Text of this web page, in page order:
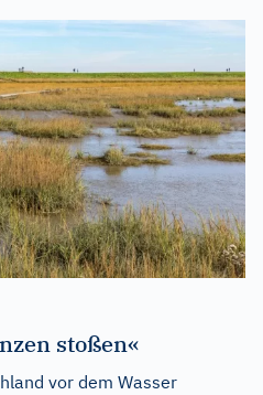
stoßen«
vor dem Wasser